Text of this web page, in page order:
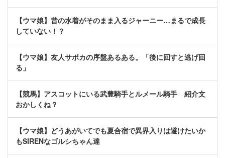
【ウマ娘】昔の水着がそのまま入るジャーニー…まるで成長
していない！？
【ウマ娘】友人サポカの序盤あるある。「後に回すと逃げ回
る」
【競馬】アスコットにいる武豊騎手とルメール騎手 紹介文
おかしくね？
【ウマ娘】どうあがいてでも夏合宿で異界入りは避けたいか
もSIRENなゴルシちゃん達